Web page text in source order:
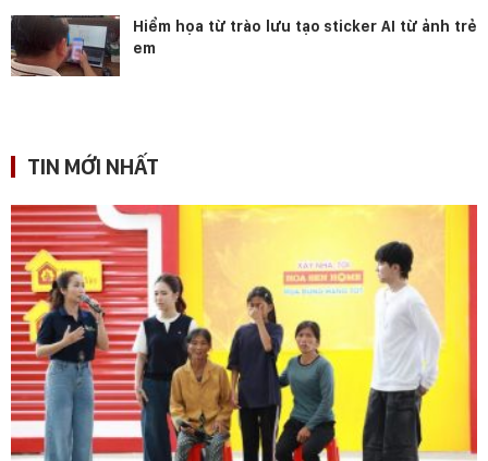
Hiểm họa từ trào lưu tạo sticker AI từ ảnh trẻ
em
TIN MỚI NHẤT